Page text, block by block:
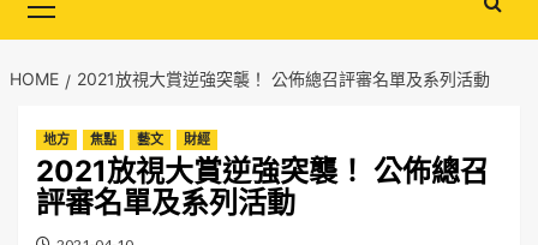
Menu
HOME 2021放視大賞逆強突襲！ 公佈總召評審名單及系列活動
地方 焦點 藝文 財經
2021放視大賞逆強突襲！ 公佈總召
評審名單及系列活動